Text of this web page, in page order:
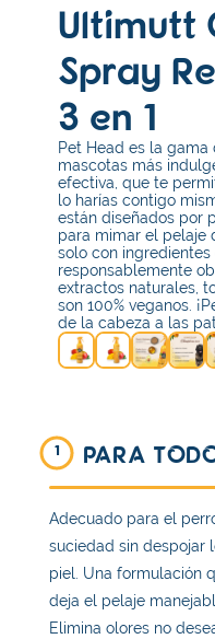
Ultimutt
Spray
3 en 1
Pet Head es la
mascotas más
efectiva, que te
lo harías contigo
están diseñados por
para mimar el pelaje
solo con
responsablemente
extractos naturales,
son 100% veganos.
de la cabeza a las
1 PARA
Adecuado para el
suciedad sin despojar
piel. Una formulación
deja el pelaje
Elimina olores no